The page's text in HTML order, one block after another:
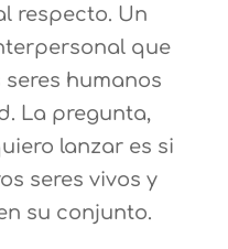
respecto. Un
que
humanos
La pregunta,
lanzar es si
seres vivos y
su conjunto.